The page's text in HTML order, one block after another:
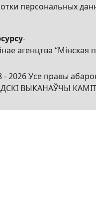
персональных
-
агенцтва “Мінская
- 2026 Усе правы
ВЫКАНАЎЧЫ